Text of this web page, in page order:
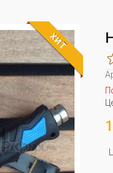
ХИТ